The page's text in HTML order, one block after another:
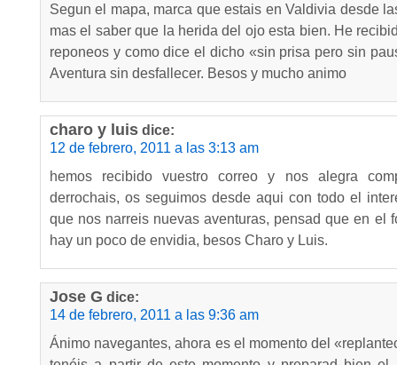
Segun el mapa, marca que estais en Valdivia desde
mas el saber que la herida del ojo esta bien. He
reponeos y como dice el dicho «sin prisa pero sin
Aventura sin desfallecer. Besos y mucho animo
charo y luis dice:
12 de febrero, 2011 a las 3:13 am
hemos recibido vuestro correo y nos alegra
derrochais, os seguimos desde aqui con todo el
que nos narreis nuevas aventuras, pensad que en el
hay un poco de envidia, besos Charo y Luis.
Jose G dice:
14 de febrero, 2011 a las 9:36 am
Ánimo navegantes, ahora es el momento del